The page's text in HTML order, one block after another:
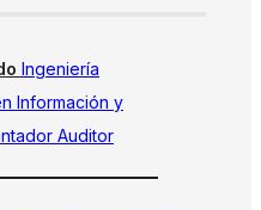
Ingeniería
Información y
Auditor